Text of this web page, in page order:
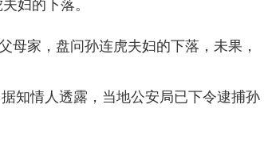
妇的下落。
家，盘问孙连虎夫妇的下落，未果，
知情人透露，当地公安局已下令逮捕孙